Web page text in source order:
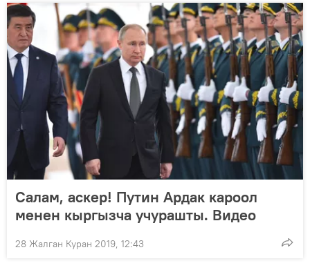
Салам, аскер! Путин Ардак кароол
менен кыргызча учурашты. Видео
28 Жалган Куран 2019, 12:43